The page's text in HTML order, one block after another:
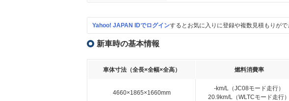
Yahoo! JAPAN IDでログインするとお気に入りに登録や複数見積もりがで
新車時の基本情報
車体寸法（全長×全幅×全高） 燃料消費率
4660×1865×1660mm
-km/L（JC08モード走行）
20.9km/L（WLTCモード走行）